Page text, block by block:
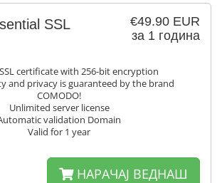
€49.90 EUR
за 1 година
SSL
certificate with 256-bit encryption
and privacy is guaranteed by the brand
COMODO!
Unlimited server license
validation Domain
Valid for 1 year
НАРАЧАЈ ВЕДНАШ